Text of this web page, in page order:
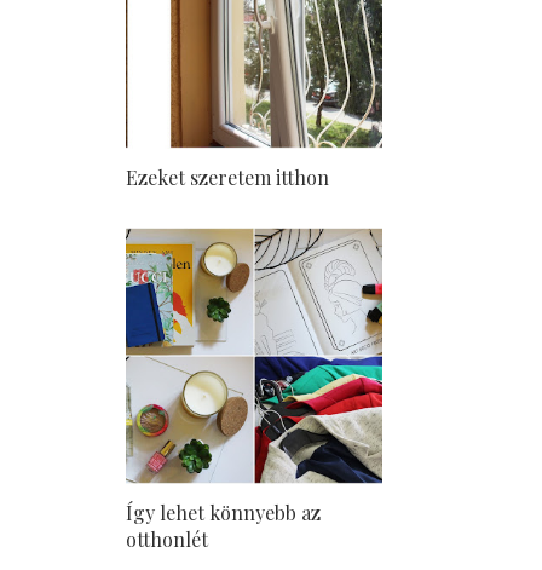
Ezeket szeretem itthon
Így lehet könnyebb az
otthonlét